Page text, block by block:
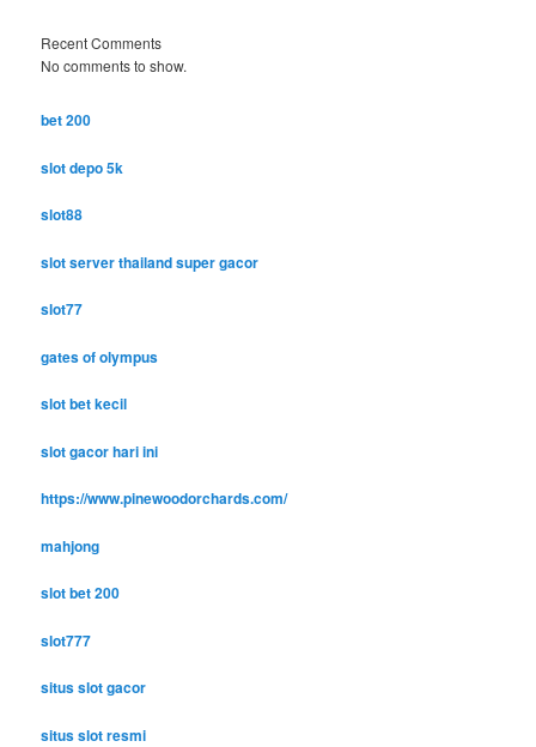
Recent Comments
No comments to show.
bet 200
slot depo 5k
slot88
slot server thailand super gacor
slot77
gates of olympus
slot bet kecil
slot gacor hari ini
https://www.pinewoodorchards.com/
mahjong
slot bet 200
slot777
situs slot gacor
situs slot resmi